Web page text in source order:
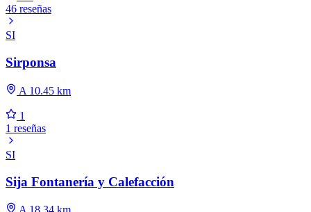
46 reseñas
SI
Sirponsa
A 10.45 km
1
1 reseñas
SI
Sija Fontanería y Calefacción